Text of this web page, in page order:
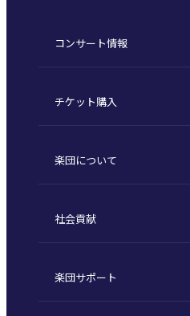
コンサート情報
定期演奏会
東京オペラシティシリー
特別演奏会など
その他の公演
チケット購入
定期会員券 / セット券
1回券
楽団について
東京交響楽団とは
指揮者
社会貢献
川崎市 - フランチャイズ
楽団サポート